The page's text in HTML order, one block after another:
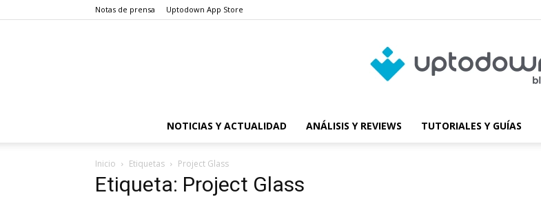
Notas de prensa Uptodown App Store
NOTICIAS Y ACTUALIDAD ANÁLISIS Y REVIEWS TUTORIALES Y GUÍAS
Inicio Etiquetas Project Glass
Etiqueta: Project Glass